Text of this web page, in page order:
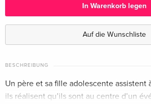
4K Ultra HD + Blu-ray
Englisch · UK Version
Standard Edition
Englisch · US Version
In Warenkorb legen
Auf die Wunschliste
BESCHREIBUNG
Un père et sa fille adolescente assistent
ils réalisent qu’ils sont au centre d’un